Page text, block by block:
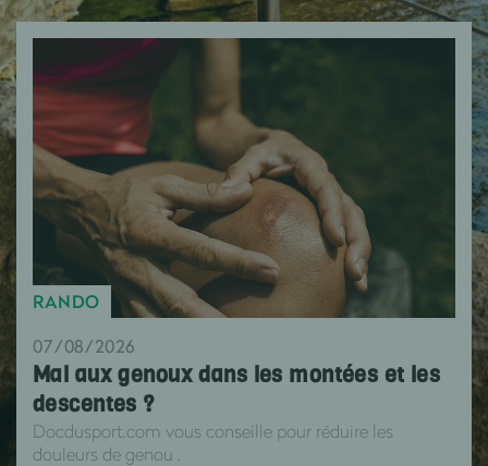
RANDO
07/08/2026
Mal aux genoux dans les montées et les
descentes ?
Docdusport.com vous conseille pour réduire les
douleurs de genou .